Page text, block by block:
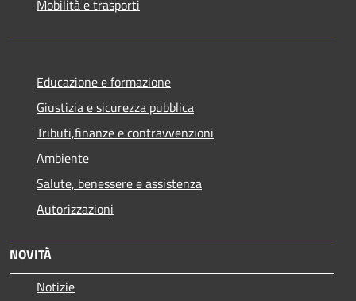
Mobilità e trasporti
Educazione e formazione
Giustizia e sicurezza pubblica
Tributi,finanze e contravvenzioni
Ambiente
Salute, benessere e assistenza
Autorizzazioni
NOVITÀ
Notizie